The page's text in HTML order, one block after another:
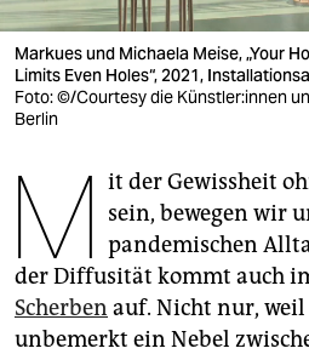
veranstaltungen
shop
fragen & hilfe
unterstützen
abo
genossenschaft
epaper login
Markues und Michaela Meise, „Your
Limits Even Holes“, 2021,
Foto: ©/Courtesy die Künst­le­r:in­nen
Berlin
M it der Gewissheit
sein, bewegen wir
pandemischen
der Diffusität kommt auch
Scherben auf. Nicht nur,
unbemerkt ein Nebel